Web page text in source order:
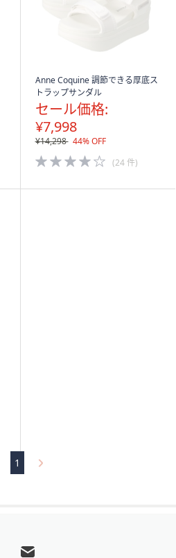
Anne Coquine 調節できる厚底ス
トラップサンダル
セール価格:
¥7,998
¥14,298 44% OFF
4.0
of
(24 件)
1